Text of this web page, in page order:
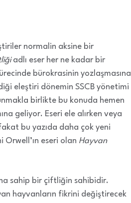
normalin aksine bir
adlı eser her ne kadar bir
bürokrasinin yozlaşmasına
eleştiri dönemin SSCB yönetimi
birlikte bu konuda hemen
geliyor. Eseri ele alırken veya
bu yazıda daha çok yeni
eseri olan Hayvan
sahip bir çiftliğin sahibidir.
hayvanların fikrini değiştirecek